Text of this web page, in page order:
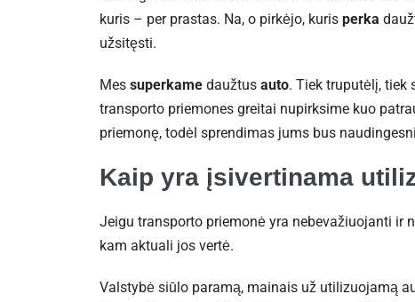
kuris – per prastas. Na, o pirkėjo, kuris perka
užsitęsti.
Mes superkame daužtus auto. Tiek truputėlį, tiek
transporto priemones greitai nupirksime kuo
priemonę, todėl sprendimas jums bus
Kaip yra įsivertinama
Jeigu transporto priemonė yra nebevažiuojanti ir
kam aktuali jos vertė.
Valstybė siūlo paramą, mainais už utilizuojamą